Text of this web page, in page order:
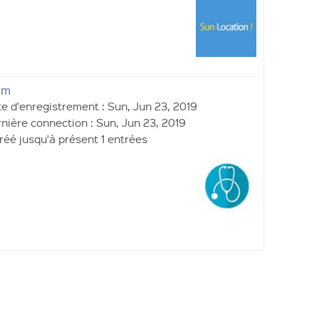
d'enregistrement : Sun, Jun 23, 2019
connection : Sun, Jun 23, 2019
jusqu'à présent 1 entrées